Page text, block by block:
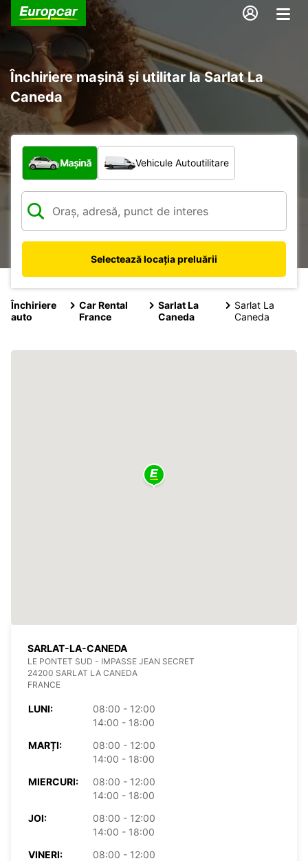
Închiriere mașină și utilitar la Sarlat La
Caneda
Ce tip de vehicul?
Mașină Vehicule Autoutilitare
Selectează locația preluării
Închiriere
auto
Car Rental
France
Sarlat La
Caneda
Sarlat La
Caneda
SARLAT-LA-CANEDA
LE PONTET SUD - IMPASSE JEAN SECRET
24200 SARLAT LA CANEDA
FRANCE
LUNI:
08:00 - 12:00
14:00 - 18:00
MARȚI:
08:00 - 12:00
14:00 - 18:00
MIERCURI:
08:00 - 12:00
14:00 - 18:00
JOI:
08:00 - 12:00
14:00 - 18:00
VINERI:
08:00 - 12:00